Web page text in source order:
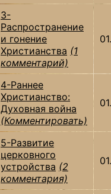
3-
Распространение
и гонение
Христианства (1
комментарий)
4-Раннее
Христианство:
Духовная война
(Комментировать)
5-Развитие
церковного
устройства (2
комментария)